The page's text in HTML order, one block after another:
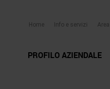
Home Info e servizi
PROFILO AZIENDALE